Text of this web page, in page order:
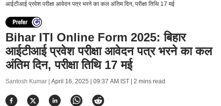
आईटीआई प्रवेश परीक्षा आवेदन पत्र भरने का कल अंतिम दिन, परीक्षा तिथि 17 मई
Bihar ITI Online Form 2025: बिहार
आईटीआई प्रवेश परीक्षा आवेदन पत्र भरने का कल
अंतिम दिन, परीक्षा तिथि 17 मई
Santosh Kumar | April 16, 2025 | 09:37 AM IST| 2 mins read